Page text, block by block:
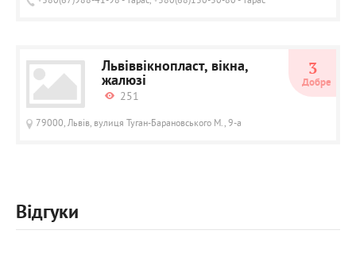
Львіввікнопласт, вікна,
жалюзі
251
79000, Львів, вулиця Туган-Барановського М., 9-а
3
Добре
Відгуки